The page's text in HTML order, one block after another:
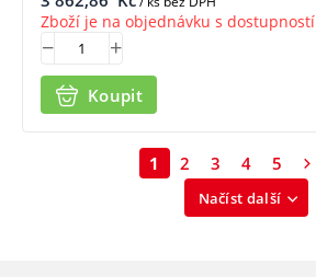
Zboží je na objednávku s dostupností
Koupit
Načíst další
1 2 3 4 5